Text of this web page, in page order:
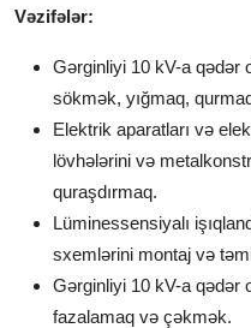
Vəzifələr:
Gərginliyi 10 kV-a qədər
sökmək, yığmaq,
Elektrik aparatları və
lövhələrini və
quraşdırmaq.
Lüminessensiyalı
sxemlərini montaj və
Gərginliyi 10 kV-a qədər
fazalamaq və çəkmək.